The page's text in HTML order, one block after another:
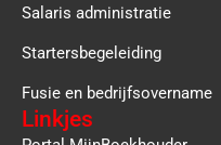
Salaris administratie
Startersbegeleiding
Fusie en bedrijfsovername
Linkjes